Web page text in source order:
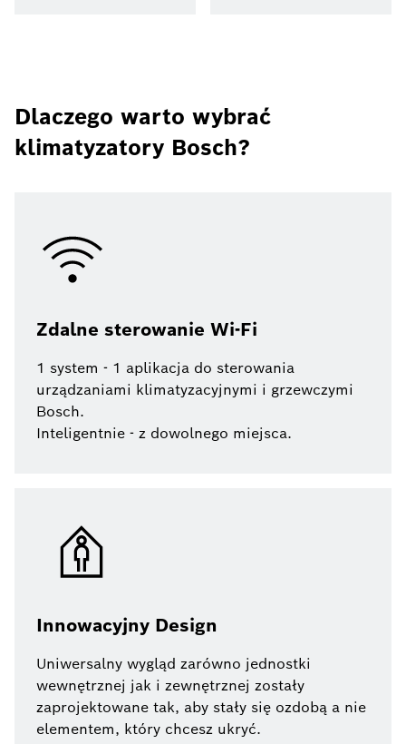
Dlaczego warto wybrać
klimatyzatory Bosch?
Zdalne sterowanie Wi-Fi
1 system - 1 aplikacja do sterowania
urządzaniami klimatyzacyjnymi i grzewczymi
Bosch.
Inteligentnie - z dowolnego miejsca.
Innowacyjny Design
Uniwersalny wygląd zarówno jednostki
wewnętrznej jak i zewnętrznej zostały
zaprojektowane tak, aby stały się ozdobą a nie
elementem, który chcesz ukryć.